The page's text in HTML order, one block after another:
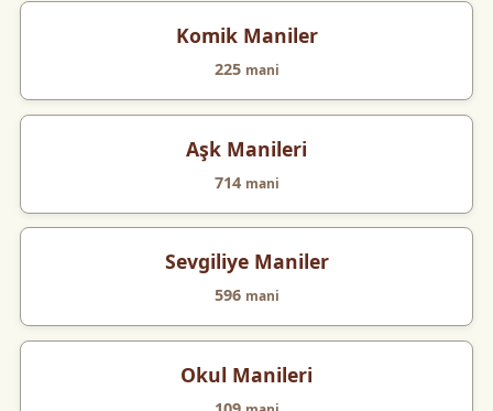
Komik Maniler
225 mani
Aşk Manileri
714 mani
Sevgiliye Maniler
596 mani
Okul Manileri